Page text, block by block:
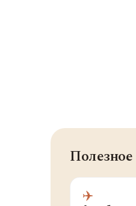
Полезное
✈️